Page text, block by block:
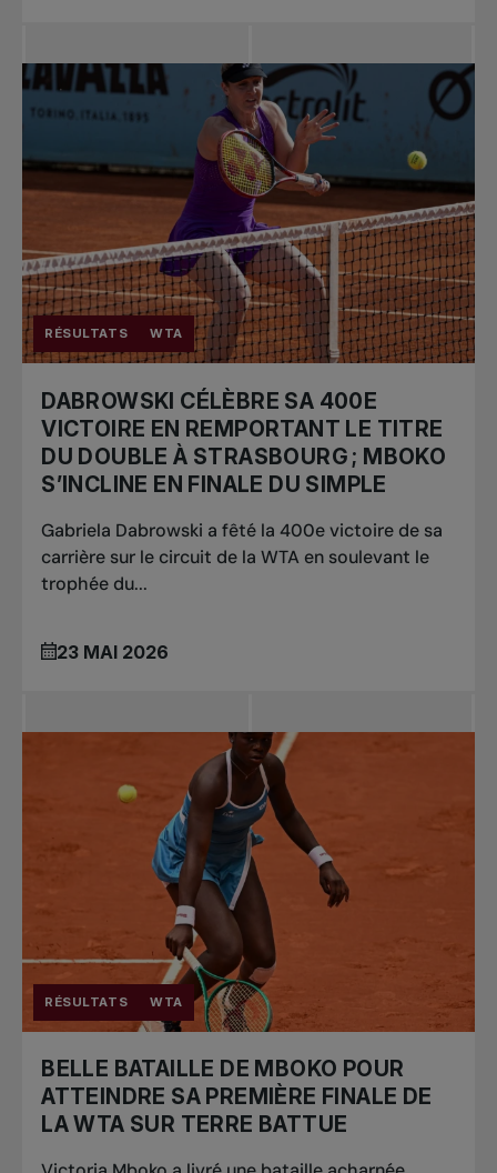
RÉSULTATS WTA
DABROWSKI CÉLÈBRE SA 400E
VICTOIRE EN REMPORTANT LE TITRE
DU DOUBLE À STRASBOURG ; MBOKO
S’INCLINE EN FINALE DU SIMPLE
Gabriela Dabrowski a fêté la 400e victoire de sa
carrière sur le circuit de la WTA en soulevant le
trophée du...
23 MAI 2026
RÉSULTATS WTA
BELLE BATAILLE DE MBOKO POUR
ATTEINDRE SA PREMIÈRE FINALE DE
LA WTA SUR TERRE BATTUE